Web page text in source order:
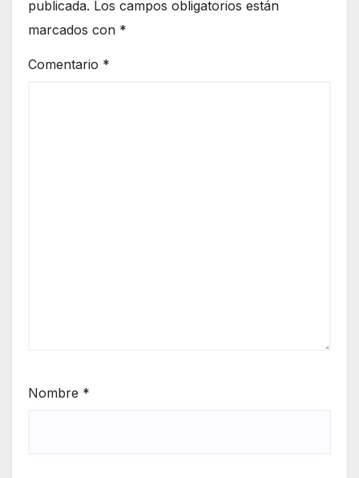
publicada. Los campos obligatorios están
marcados con *
Comentario *
Nombre *